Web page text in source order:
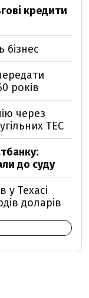
кредити
років
через
ТЕС
до суду
у Техасі
доларів